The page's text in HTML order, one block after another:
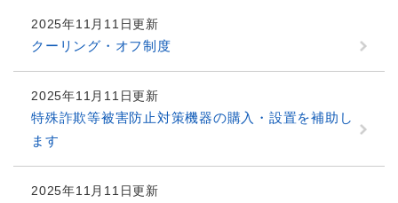
2025年11月11日更新
クーリング・オフ制度
2025年11月11日更新
特殊詐欺等被害防止対策機器の購入・設置を補助し
ます
2025年11月11日更新